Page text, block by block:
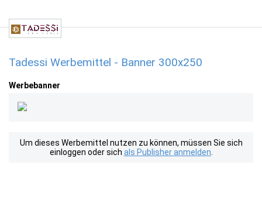
Tadessi Werbemittel - Banner 300x250
Werbebanner
Um dieses Werbemittel nutzen zu können, müssen Sie sich
einloggen oder sich als Publisher anmelden